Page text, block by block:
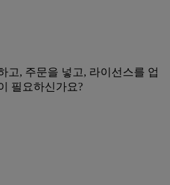
고, 주문을 넣고, 라이선스를 업
필요하신가요?